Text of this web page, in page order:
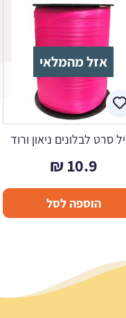
אזל מהמלאי
סרט לבלונים ניאון ורוד
10.9
₪
הוספה לסל